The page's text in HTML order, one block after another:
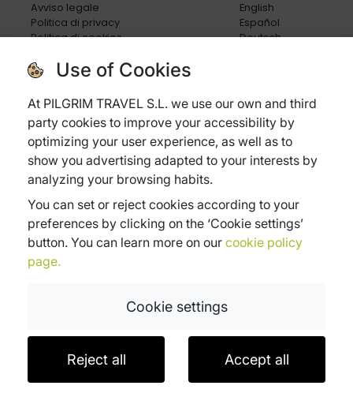
Avviso legale
Politica di privacy
Politica di cookies
Politica di cancellazione
Assicurazione di viaggio
Domande frequenti
English
Español
Deutsch
Subvenciones:
Xpande Digital Pyme Digital Pyme Innova
Fondos Europeos, cuyo objetivo es el refuerzo del crecimiento sostenible y la
mercados internacionales durante el año 2025. Para ello ha contado con el
apoyo del Programa Xpande Digital de la Cámara de Comercio de A Coruña.
#EuropaSeSiente
Use of Cookies
At PILGRIM TRAVEL S.L. we use our own and third
party cookies to improve your accessibility by
optimizing your user experience, as well as to
show you advertising adapted to your interests by
analyzing your browsing habits.
You can set or reject cookies according to your
preferences by clicking on the ‘Cookie settings’
button. You can learn more on our cookie policy
page.
Cookie settings
Reject all Accept all